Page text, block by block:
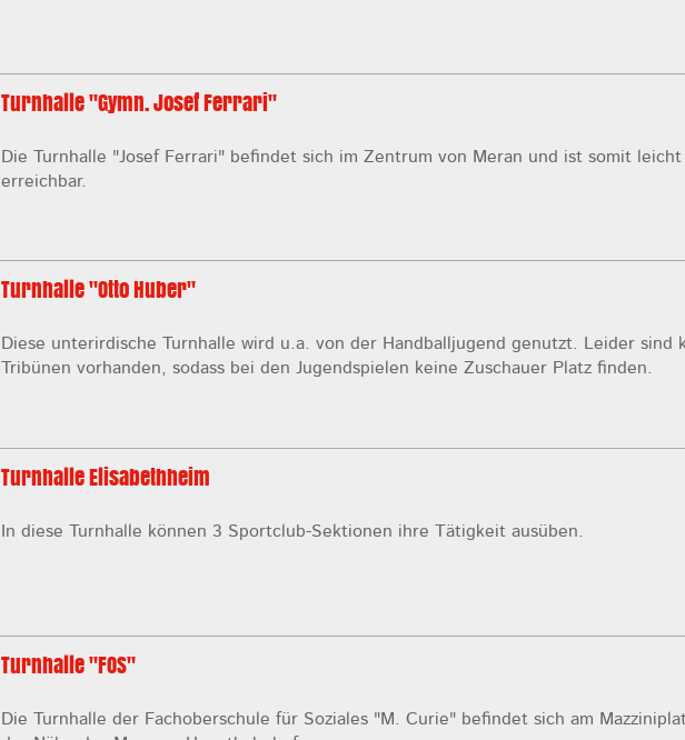
Turnhalle "Gymn. Josef Ferrari"
Die Turnhalle "Josef Ferrari" befindet sich im Zentrum von Meran und ist somit leicht
erreichbar.
Turnhalle "Otto Huber"
Diese unterirdische Turnhalle wird u.a. von der Handballjugend genutzt. Leider sind
Tribünen vorhanden, sodass bei den Jugendspielen keine Zuschauer Platz finden.
Turnhalle Elisabethheim
In diese Turnhalle können 3 Sportclub-Sektionen ihre Tätigkeit ausüben.
Turnhalle "FOS"
Die Turnhalle der Fachoberschule für Soziales "M. Curie" befindet sich am